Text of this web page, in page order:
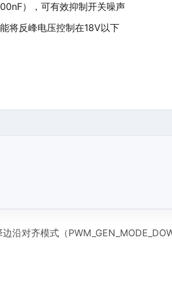
），可有效抑制开关噪声
将反峰电压控制在18V以下
沿对齐模式（